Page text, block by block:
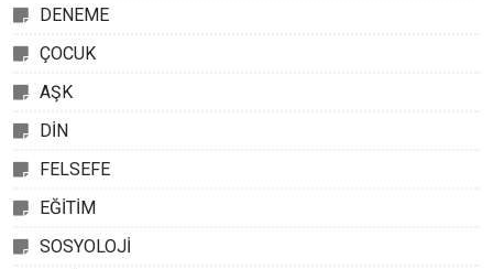
DENEME
ÇOCUK
AŞK
DİN
FELSEFE
EĞİTİM
SOSYOLOJİ